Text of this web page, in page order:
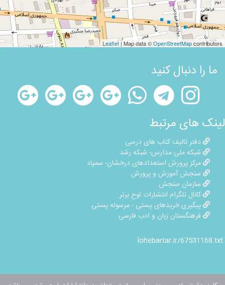
Leaflet| Map data ©OpenStreetMapcontributors
ما را دنبال کنید
لینک های مرتبط
دفتر تالیف کتاب های درسی
شبکه ملی مدارس- شبکه رشد
مرکز پرورش استعدادهای درخشان- سمپاد
سنجش آموزش و پرورش
سازمان سنجش
کانال تلگرام انتشارات لوح برتر
پیگیری خریدهای پستی - مرسوله پستی
فرهنگستان زبان و ادب فارسی
lohebartar.ir/67531168.txt